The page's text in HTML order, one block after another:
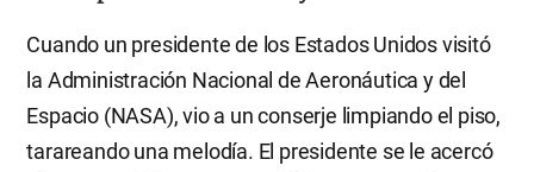
Cuando un presidente de los Estados Unidos visitó
la Administración Nacional de Aeronáutica y del
Espacio (NASA), vio a un conserje limpiando el piso,
tarareando una melodía. El presidente se le acercó